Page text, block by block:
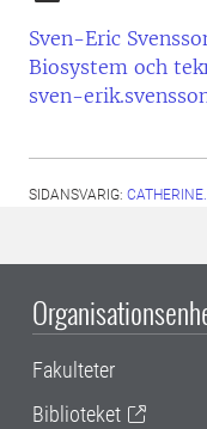
Sven-Eric
Biosystem och
sven-
SIDANSVARIG:
Fakulteter
Biblioteket